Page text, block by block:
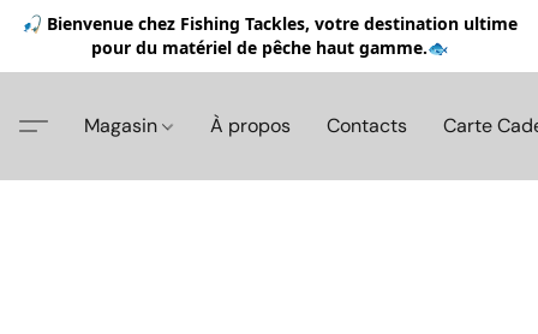
🎣 Bienvenue chez Fishing Tackles, votre destination ultime
pour du matériel de pêche haut gamme.🐟
Magasin À propos Contacts Carte